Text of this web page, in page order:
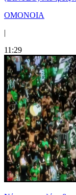
ΟΜΟΝΟΙΑ
|
11:29